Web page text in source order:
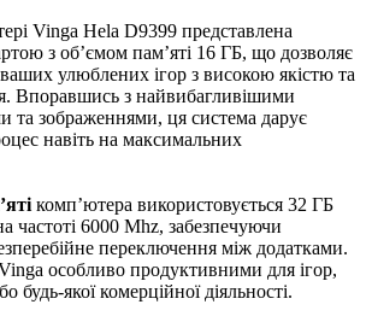
Vinga Hela D9399 представлена
з об’ємом пам’яті 16 ГБ, що дозволяє
улюблених ігор з високою якістю та
Впоравшись з найвибагливішими
та зображеннями, ця система дарує
навіть на максимальних
комп’ютера використовується 32 ГБ
6000 Mhz, забезпечуючи
переключення між додатками.
особливо продуктивними для ігор,
будь-якої комерційної діяльності.